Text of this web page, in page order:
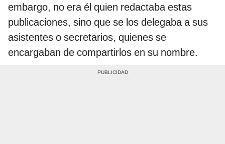
embargo, no era él quien redactaba estas
publicaciones, sino que se los delegaba a sus
asistentes o secretarios, quienes se
encargaban de compartirlos en su nombre.